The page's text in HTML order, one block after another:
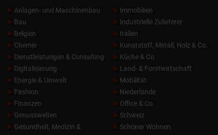
Anlagen- und Maschinenbau
Bau
Belgien
Chemie
Dienstleistungen & Consulting
Digitalisierung
Energie & Umwelt
Fashion
Finanzen
Genusswelten
Gesundheit, Medizin &
Immobilien
Industrielle Zulieferer
Italien
Kunststoff, Metall, Holz & Co.
Küche & Co.
Land- & Forstwirtschaft
Mobilität
Niederlande
Office & Co.
Schweiz
Schöner Wohnen